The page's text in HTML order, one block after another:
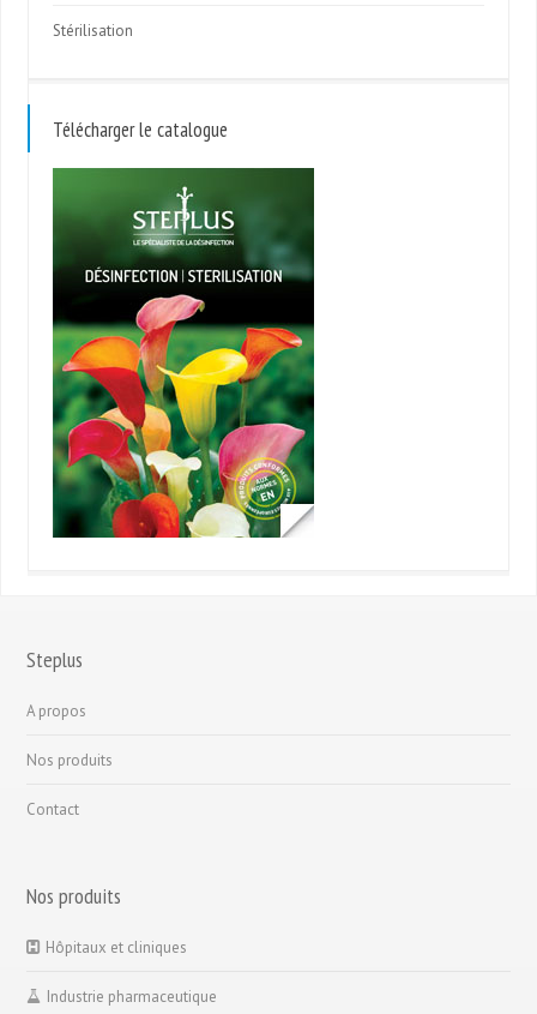
Stérilisation
Télécharger le catalogue
Steplus
A propos
Nos produits
Contact
Nos produits
Hôpitaux et cliniques
Industrie pharmaceutique